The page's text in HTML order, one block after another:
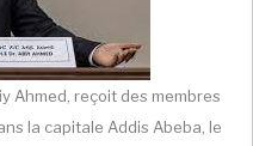
Ahmed, reçoit des membres
la capitale Addis Abeba, le